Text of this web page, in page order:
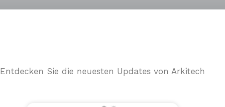
Entdecken Sie die neuesten Updates von Arkitech